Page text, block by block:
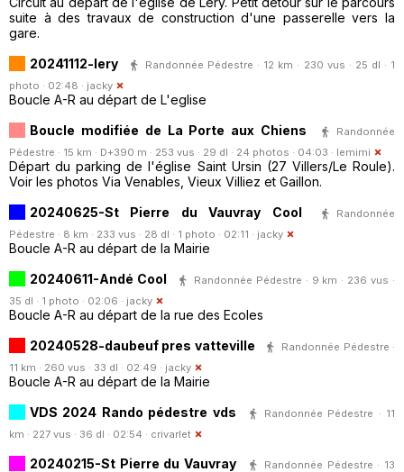
suite à des travaux de construction d'une passerelle vers la
gare.
20241112-lery
Randonnée Pédestre · 12 km · 230 vus · 25 dl · 1
photo · 02:48 · jacky
Boucle A-R au départ de L'eglise
Boucle modifiée de La Porte aux Chiens
Randonnée
Pédestre · 15 km · D+390 m · 253 vus · 29 dl · 24 photos · 04:03 · lemimi
Départ du parking de l'église Saint Ursin (27 Villers/Le Roule).
Voir les photos Via Venables, Vieux Villiez et Gaillon.
20240625-St Pierre du Vauvray Cool
Randonnée
Pédestre · 8 km · 233 vus · 28 dl · 1 photo · 02:11 · jacky
Boucle A-R au départ de la Mairie
20240611-Andé Cool
Randonnée Pédestre · 9 km · 236 vus ·
35 dl · 1 photo · 02:06 · jacky
Boucle A-R au départ de la rue des Ecoles
20240528-daubeuf pres vatteville
Randonnée Pédestre ·
11 km · 260 vus · 33 dl · 02:49 · jacky
Boucle A-R au départ de la Mairie
VDS 2024 Rando pédestre vds
Randonnée Pédestre · 11
km · 227 vus · 36 dl · 02:54 · crivarlet
20240215-St Pierre du Vauvray
Randonnée Pédestre · 13